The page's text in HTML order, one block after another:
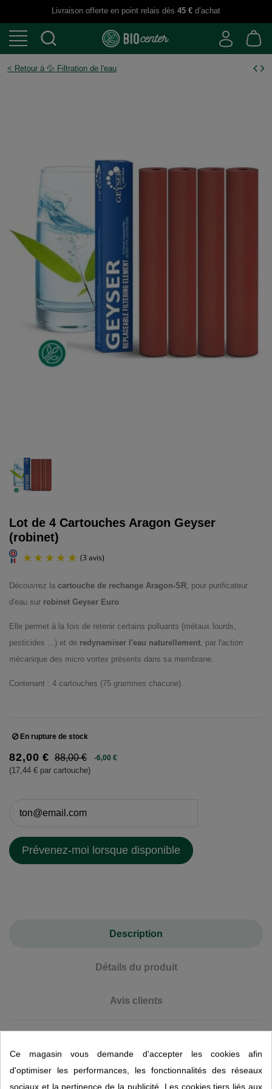
Livraison offerte en point relais dès 45 € d’achat
Lot de 4 Cartouches Aragon Geyser
(robinet)
(3 avis)
Découvrez la cartouche de rechange Aragon-SR, pour purificateur
d'eau sur robinet Geyser Euro.
Elle permet à la fois de retenir certains polluants (métaux lourds,
pesticides ...) et de redynamiser l'eau naturellement , par l'action
mécanique des micro vortex présents dans sa membrane.
Contenant : 4 cartouches (75 grammes chacune).
En rupture de stock
82,00 € 88,00 € -6,00 €
(17,44 € par cartouche)
Description
Détails du produit
Avis clients
Geyser Euro : Une filtration haute
performance pour une eau plus pure au
quotidien
Ce magasin vous demande d'accepter les cookies afin
d'optimiser les performances, les fonctionnalités des réseaux
sociaux et la pertinence de la publicité. Les cookies tiers liés aux